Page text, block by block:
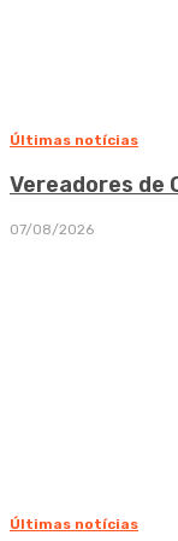
Últimas notícias
Vereadores de
07/08/2026
Últimas notícias